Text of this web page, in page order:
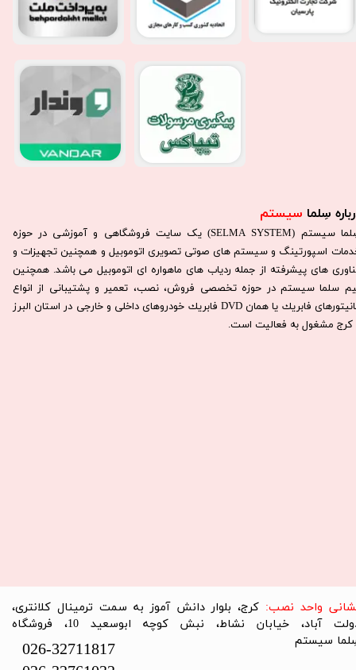
سِلما سیستم​​​​​​​
سِلما سيستم (SELMA SYSTEM) یک سایت فروشگاهی و آموزشی در حوزه
اسپورتینگ و سیستم های صوتی تصویری اتوموبیل و همچنین تجهیزات و
های پیشرفته از جمله ردیاب های ماهواره ای اتوموبیل می باشد. همچنين
سلما سيستم در حوزه تخصصی فروش، نصب، تعمير و پشتيبانی از انواع
مانيتورهای فابريك يا همان DVD فابريك خودروهای داخلی و خارجی در استان البرز
كرج مشغول به فعاليت است.​​​​​​​
واحد نصب: کرج، بلوار دانش آموز به سمت ترمینال کلانتری،
دولت آباد، خیابان نشاط، نبش کوچه ابوسعید 10، فروشگاه
سیستم​​​​​​​
026-32711817